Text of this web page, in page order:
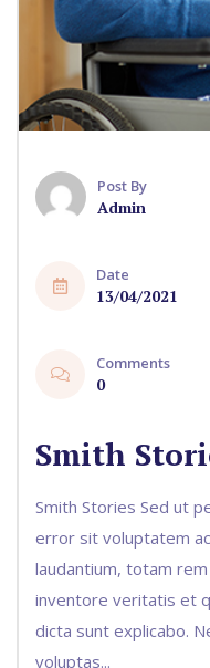
Post By
Admin
Date
13/04/2021
Comments
0
Smith
Smith Stories Sed ut
error sit voluptatem
laudantium, totam
inventore veritatis et
dicta sunt explicabo.
voluptas...